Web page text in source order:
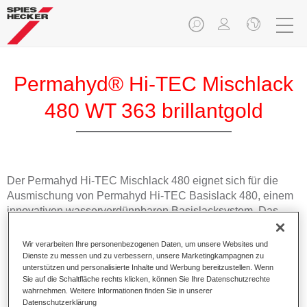
Permahyd® Hi-TEC Mischlack
480 WT 363 brillantgold
Der Permahyd Hi-TEC Mischlack 480 eignet sich für die
Ausmischung von Permahyd Hi-TEC Basislack 480, einem
innovativen wasserverdünnbaren Basislacksystem. Das
hochwertige PKW-Reparaturlackierung.
Produktmerkmale
Einfach und schnell zu verarbeiten.
Wir verarbeiten Ihre personenbezogenen Daten, um unsere Websites und
Dienste zu messen und zu verbessern, unsere Marketingkampagnen zu
unterstützen und personalisierte Inhalte und Werbung bereitzustellen. Wenn
Sie auf die Schaltfläche rechts klicken, können Sie Ihre Datenschutzrechte
wahrnehmen. Weitere Informationen finden Sie in unserer
Datenschutzerklärung